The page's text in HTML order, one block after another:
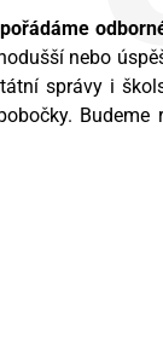
pořádáme
nebo
správy i